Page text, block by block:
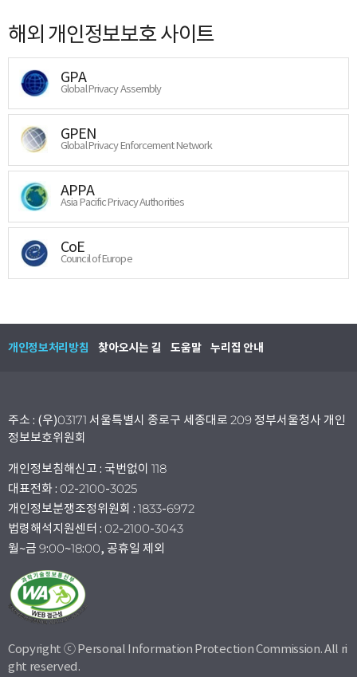
해외 개인정보보호 사이트
GPA
Global Privacy Assembly
GPEN
Global Privacy Enforcement Network
APPA
Asia Pacific Privacy Authorities
CoE
Council of Europe
개인정보처리방침 찾아오시는 길 도움말 누리집 안내
주소 : (우)03171 서울특별시 종로구 세종대로 209 정부서울청사 개인
정보보호위원회
개인정보침해신고 : 국번없이 118
대표전화 : 02-2100-3025
개인정보분쟁조정위원회 : 1833-6972
법령해석지원센터 : 02-2100-3043
월~금 9:00~18:00, 공휴일 제외
Copyright ⓒ Personal Information Protection Commission. All ri
ght reserved.